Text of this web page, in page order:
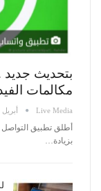
بتحديث
مكالمات
Live Media أبريل 23, 2022
أطلق تطبيق التواصل
بزيادة